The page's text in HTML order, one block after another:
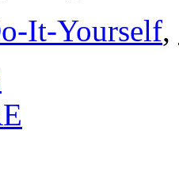
It-Yourself,